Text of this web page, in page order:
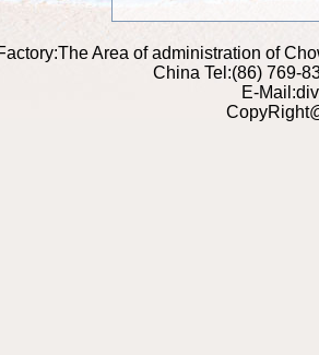
Area of administration of
China Tel:(86) 769-
E-